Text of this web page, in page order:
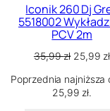
Iconik 260 Dj
5518002
PCV 2m
35,99zł
35,99 zł.
25,99 zł
Poprzednia najniższa
25,99 zł.